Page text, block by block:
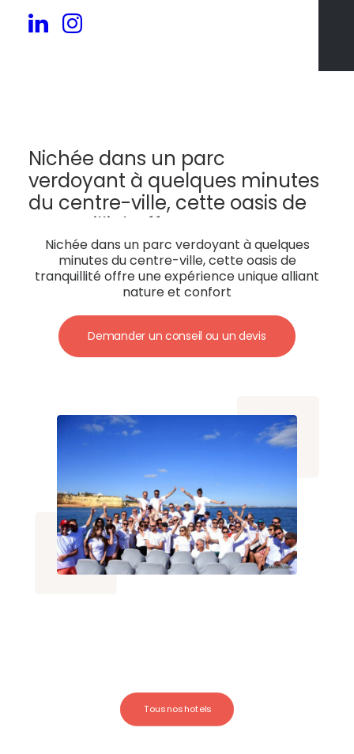
Nichée dans un parc
verdoyant à quelques minutes
du centre-ville, cette oasis de
tranquillité offre une
expérience unique alliant
nature et confort
Nichée dans un parc verdoyant à quelques
minutes du centre-ville, cette oasis de
tranquillité offre une expérience unique alliant
nature et confort
Demander un conseil ou un devis
Tous nos hotels